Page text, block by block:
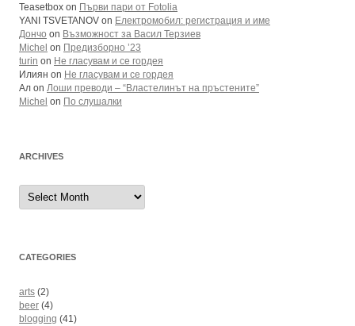
Teasetbox on
Първи пари от Fotolia
YANI TSVETANOV on Електромобил: регистрация и име
Дончо on Възможност за Васил Терзиев
Michel on
Предизборно ’23
turin on Не гласувам и се гордея
Илиян on Не гласувам и се гордея
Ал on Лоши преводи – “Властелинът на пръстените”
Michel on По слушалки
ARCHIVES
Archives
CATEGORIES
arts (2)
beer (4)
blogging (41)